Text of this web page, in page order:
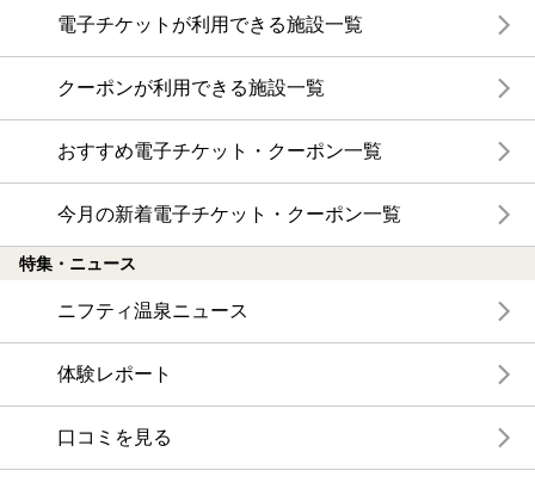
電子チケットが利用できる施設一覧
クーポンが利用できる施設一覧
おすすめ電子チケット・クーポン一覧
今月の新着電子チケット・クーポン一覧
特集・ニュース
ニフティ温泉ニュース
体験レポート
口コミを見る